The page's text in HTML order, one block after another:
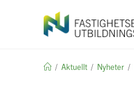
/ Aktuellt / Nyheter /